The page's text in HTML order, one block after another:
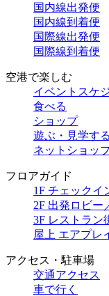
国内線出発便
国内線到着便
国際線出発便
国際線到着便
空港で楽しむ
イベントスケ
食べる
ショップ
遊ぶ・見学する
ネットショッ
フロアガイド
1F チェックイ
2F 出発ロビー
3F レストラン
屋上 エアプレ
アクセス・駐車場
交通アクセス
車で行く